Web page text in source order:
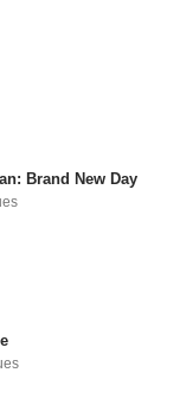
Brand New Day